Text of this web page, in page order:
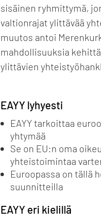
sisäinen ryhmittymä,
valtionrajat ylittävää
muutos antoi
mahdollisuuksia
ylittävien
EAYY lyhyesti
EAYY tarkoittaa
yhtymää
Se on EU:n oma
yhteistoimintaa
Euroopassa on tällä
suunnitteilla
EAYY eri kielillä